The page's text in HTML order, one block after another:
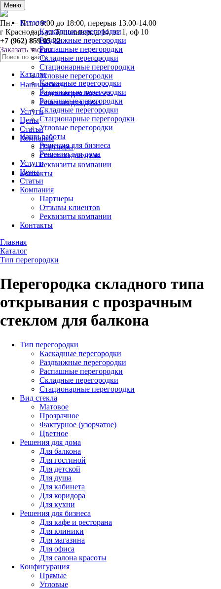
Меню
Каталог
Каскадные перегородки
Раздвижные перегородки
Распашные перегородки
Складные перегородки
Стационарные перегородки
Угловые перегородки
Наши работы
Решения для бизнеса
Решения для дома
Услуги
Цены
Статьи
Компания
Партнеры
Отзывы клиентов
Реквизиты компании
Контакты
0
Пн. – Пт.: с 9:00 до 18:00, перерыв 13.00-14.00
г Краснодар, ул Тополиная, д 14, эт 1, оф 10
+7 (962) 859 05 22
Заказать звонок
Каталог
Каскадные перегородки
Раздвижные перегородки
Распашные перегородки
Складные перегородки
Стационарные перегородки
Угловые перегородки
Наши работы
Решения для бизнеса
Решения для дома
Услуги
Цены
Статьи
Компания
Партнеры
Отзывы клиентов
Реквизиты компании
Контакты
Главная
Каталог
Тип перегородки
Перегородка складного типа
открывания с прозрачным
стеклом для балкона
Тип перегородки
Каскадные перегородки
Раздвижные перегородки
Распашные перегородки
Складные перегородки
Стационарные перегородки
Вид стекла
Матовое
Прозрачное
Фактурное (узорчатое)
Цветное
Решения для дома
Для балкона
Для гостиной
Для детской
Для душа
Для кабинета
Для коридора
Для кухни
Решения для бизнеса
Для кафе и ресторана
Для клиники
Для магазина
Для офиса
Для салона красоты
Конфигурация
Прямые
Угловые